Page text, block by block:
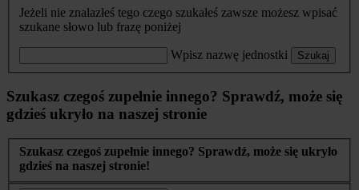
Jeżeli nie znalazłeś tego czego szukałeś zawsze możesz wpisać
szukane słowo lub frazę poniżej
Wpisz nazwę jednostki Szukaj
Szukasz czegoś zupełnie innego? Sprawdź, może się
gdzieś ukryło na naszej stronie
Szukasz czegoś zupełnie innego? Sprawdź, może się ukryło
gdzieś na naszej stronie!